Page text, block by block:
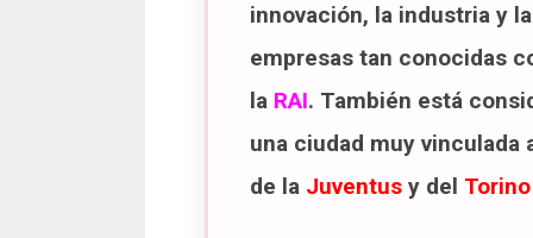
innovación, la industria y
empresas tan conocidas
la RAI. También está
una ciudad muy
de la Juventus y del